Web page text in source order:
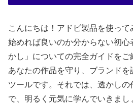
こんにちは！アドビ製品を使っ
始めれば良いのか分からない初
かし」についての完全ガイドをご
あなたの作品を守り、ブランド
ツールです。それでは、透かしの
で、明るく元気に学んでいきまし